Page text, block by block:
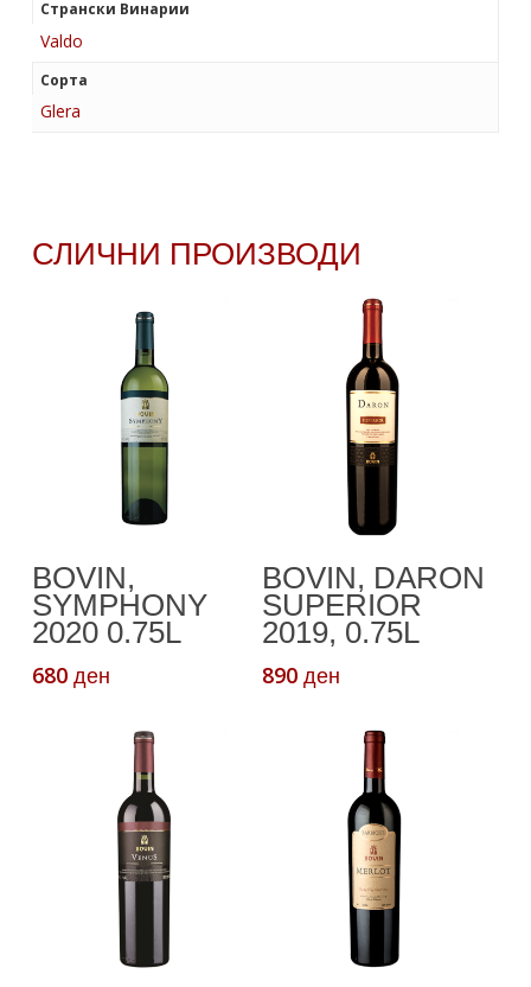
Странски Винарии
Valdo
Сорта
Glera
СЛИЧНИ ПРОИЗВОДИ
Кошничка
BOVIN,
SYMPHONY
2020 0.75L
680 ден
Кошничка
BOVIN, DARON
SUPERIOR
2019, 0.75L
890ден